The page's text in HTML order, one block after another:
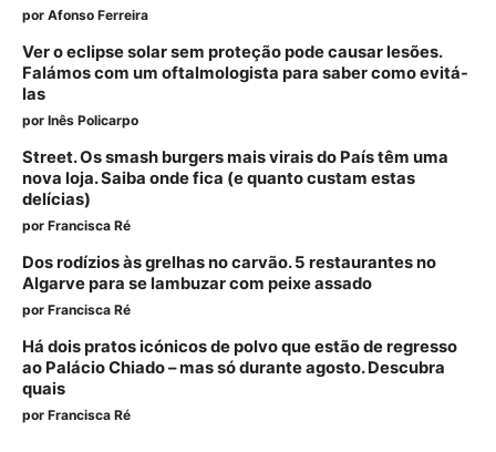
por Afonso Ferreira
Ver o eclipse solar sem proteção pode causar lesões.
Falámos com um oftalmologista para saber como evitá-
las
por Inês Policarpo
Street. Os smash burgers mais virais do País têm uma
nova loja. Saiba onde fica (e quanto custam estas
delícias)
por Francisca Ré
Dos rodízios às grelhas no carvão. 5 restaurantes no
Algarve para se lambuzar com peixe assado
por Francisca Ré
Há dois pratos icónicos de polvo que estão de regresso
ao Palácio Chiado – mas só durante agosto. Descubra
quais
por Francisca Ré